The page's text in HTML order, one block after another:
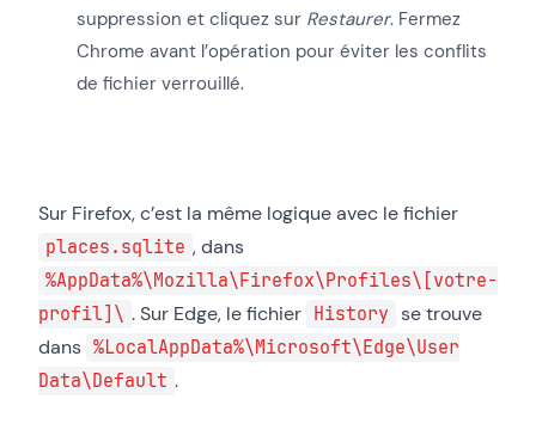
suppression et cliquez sur Restaurer. Fermez
Chrome avant l’opération pour éviter les conflits
de fichier verrouillé.
Sur Firefox, c’est la même logique avec le fichier
places.sqlite , dans
%AppData%\Mozilla\Firefox\Profiles\[votre-
profil]\ . Sur Edge, le fichier History se trouve
dans %LocalAppData%\Microsoft\Edge\User
Data\Default .